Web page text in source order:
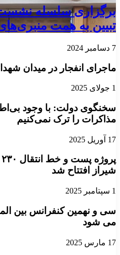
برگزاری سلسله
تبیین به همت
7 دسامبر 2024
ماجرای انفجار در میدان
1 جولای 2025
سخنگوی دولت: با وجود
مذاکرات را ترک نمی‌کنیم
17 آوریل 2025
شیراز افتتاح شد
1 سپتامبر 2025
سی و نهمین کنفرانس بین
می شود
17 مارس 2025